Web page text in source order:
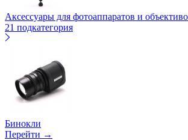
Аксессуары для фотоаппаратов и
21 подкатегория
Бинокли
Перейти →